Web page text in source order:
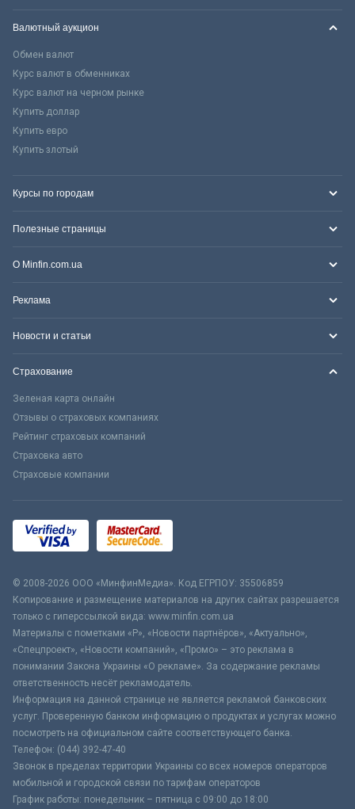
Валютный аукцион
Обмен валют
Курс валют в обменниках
Курс валют на черном рынке
Купить доллар
Купить евро
Купить злотый
Курсы по городам
Полезные страницы
О Minfin.com.ua
Реклама
Новости и статьи
Страхование
Зеленая карта онлайн
Отзывы о страховых компаниях
Рейтинг страховых компаний
Страховка авто
Страховые компании
© 2008-2026 ООО «МинфинМедиа». Код ЕГРПОУ: 35506859
Копирование и размещение материалов на других сайтах разрешается
только с гиперссылкой вида: www.minfin.com.ua
Материалы с пометками «Р», «Новости партнёров», «Актуально»,
«Спецпроект», «Новости компаний», «Промо» – это реклама в
понимании Закона Украины «О рекламе». За содержание рекламы
ответственность несёт рекламодатель.
Информация на данной странице не является рекламой банковских
услуг. Проверенную банком информацию о продуктах и услугах можно
посмотреть на официальном сайте соответствующего банка.
Телефон: (044) 392-47-40
Звонок в пределах территории Украины со всех номеров операторов
мобильной и городской связи по тарифам операторов
График работы: понедельник – пятница с 09:00 до 18:00